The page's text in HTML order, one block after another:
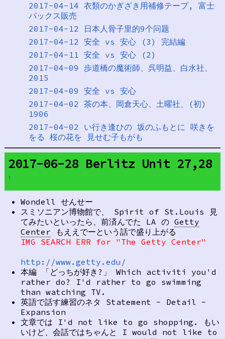
2017-04-14 衣類のかぎざき用補修テープ, 富士
パックス販売
2017-04-12 日本人骨子里的9个问题
2017-04-12 安全 vs 安心 (3) 完結編
2017-04-11 安全 vs 安心 (2)
2017-04-09 歩道橋の魔術師、呉明益、白水社、
2015
2017-04-09 安全 vs 安心
2017-04-02 茶の本、岡倉天心、土曜社、(初)
1906
2017-04-02 い行き逢ひの 坂のふもとに 咲きを
をる 桜の花を 見せむ子もがも
2017-06-28 Berlitz Unit 27,28
†
Wondell せんせー
スミソニアン博物館で、 Spirit of St.Louis 見
てみたいといったら、前済んでた LA の Getty
Center もええでーという話で盛り上がる
IMG SEARCH ERR for "The Getty Center"
http://www.getty.edu/
本編 「どっちが好き?」 Which activiti you'd
rather do? I'd rather to go swimming
than watching TV.
英語で話す練習のネタ Statement - Detail -
Expansion
文章では I'd not like to go shopping. もい
いけど、会話ではちゃんと I would not like to